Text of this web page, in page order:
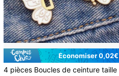
Économiser 0,02€